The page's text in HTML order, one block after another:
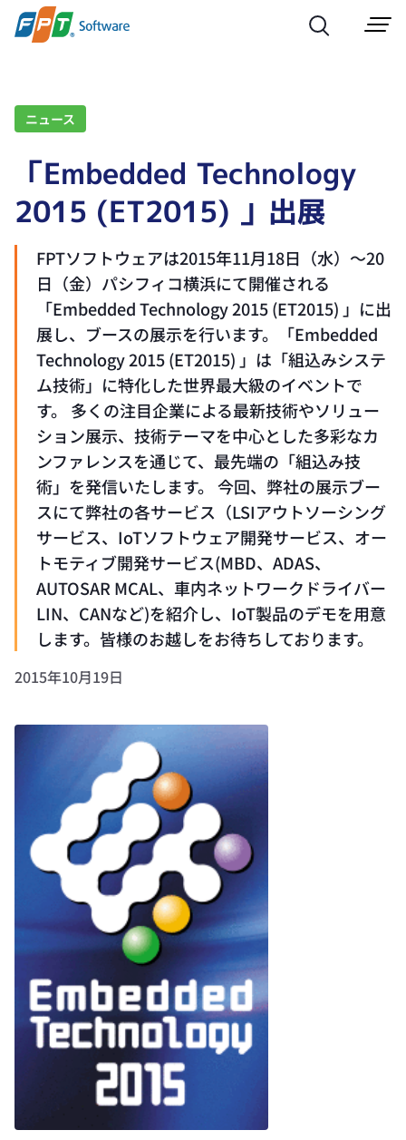
ニュース
「Embedded Technology
2015 (ET2015) 」出展
FPTソフトウェアは2015年11月18日（水）～20
日（金）パシフィコ横浜にて開催される
「Embedded Technology 2015 (ET2015) 」に出
展し、ブースの展示を行います。「Embedded
Technology 2015 (ET2015) 」は「組込みシステ
ム技術」に特化した世界最大級のイベントで
す。 多くの注目企業による最新技術やソリュー
ション展示、技術テーマを中心とした多彩なカ
ンファレンスを通じて、最先端の「組込み技
術」を発信いたします。 今回、弊社の展示ブー
スにて弊社の各サービス（LSIアウトソーシング
サービス、IoTソフトウェア開発サービス、オー
トモティブ開発サービス(MBD、ADAS、
AUTOSAR MCAL、車内ネットワークドライバー
LIN、CANなど)を紹介し、IoT製品のデモを用意
します。皆様のお越しをお待ちしております。
2015年10月19日